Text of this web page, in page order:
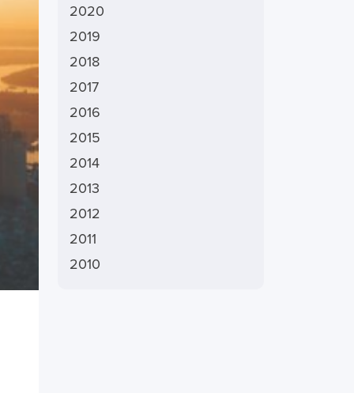
2020
2019
2018
2017
2016
2015
2014
2013
2012
2011
2010